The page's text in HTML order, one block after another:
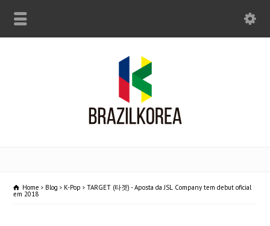
Home Blog K-Pop TARGET (타겟) - Aposta da JSL Company tem debut oficial
em 2018